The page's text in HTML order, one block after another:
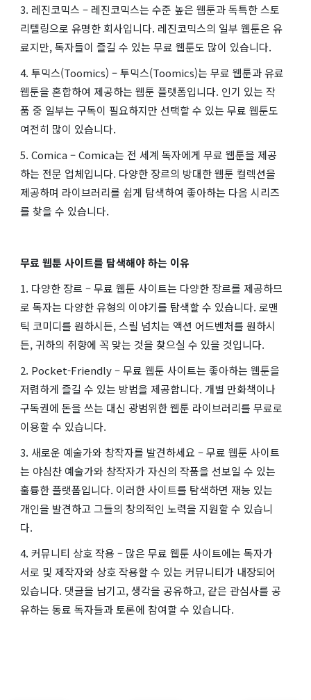
3. 레진코믹스 – 레진코믹스는 수준 높은 웹툰과 독특한 스토
리텔링으로 유명한 회사입니다. 레진코믹스의 일부 웹툰은 유
료지만, 독자들이 즐길 수 있는 무료 웹툰도 많이 있습니다.
4. 투믹스(Toomics) – 투믹스(Toomics)는 무료 웹툰과 유료
웹툰을 혼합하여 제공하는 웹툰 플랫폼입니다. 인기 있는 작
품 중 일부는 구독이 필요하지만 선택할 수 있는 무료 웹툰도
여전히 많이 있습니다.
5. Comica – Comica는 전 세계 독자에게 무료 웹툰을 제공
하는 전문 업체입니다. 다양한 장르의 방대한 웹툰 컬렉션을
제공하며 라이브러리를 쉽게 탐색하여 좋아하는 다음 시리즈
를 찾을 수 있습니다.
무료 웹툰 사이트를 탐색해야 하는 이유
1. 다양한 장르 – 무료 웹툰 사이트는 다양한 장르를 제공하므
로 독자는 다양한 유형의 이야기를 탐색할 수 있습니다. 로맨
틱 코미디를 원하시든, 스릴 넘치는 액션 어드벤처를 원하시
든, 귀하의 취향에 꼭 맞는 것을 찾으실 수 있을 것입니다.
2. Pocket-Friendly – 무료 웹툰 사이트는 좋아하는 웹툰을
저렴하게 즐길 수 있는 방법을 제공합니다. 개별 만화책이나
구독권에 돈을 쓰는 대신 광범위한 웹툰 라이브러리를 무료로
이용할 수 있습니다.
3. 새로운 예술가와 창작자를 발견하세요 – 무료 웹툰 사이트
는 야심찬 예술가와 창작자가 자신의 작품을 선보일 수 있는
훌륭한 플랫폼입니다. 이러한 사이트를 탐색하면 재능 있는
개인을 발견하고 그들의 창의적인 노력을 지원할 수 있습니
다.
4. 커뮤니티 상호 작용 – 많은 무료 웹툰 사이트에는 독자가
서로 및 제작자와 상호 작용할 수 있는 커뮤니티가 내장되어
있습니다. 댓글을 남기고, 생각을 공유하고, 같은 관심사를 공
유하는 동료 독자들과 토론에 참여할 수 있습니다.